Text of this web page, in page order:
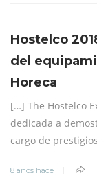
Hostelco
del
Horeca
[…] The Hostelco
dedicada a
cargo de
8 años hace